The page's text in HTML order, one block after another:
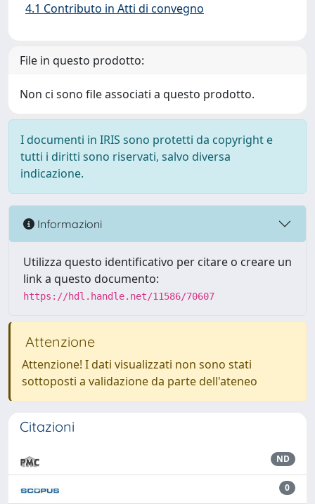
4.1 Contributo in Atti di convegno
File in questo prodotto:
Non ci sono file associati a questo prodotto.
I documenti in IRIS sono protetti da copyright e
tutti i diritti sono riservati, salvo diversa
indicazione.
Informazioni
Utilizza questo identificativo per citare o creare un
link a questo documento:
https://hdl.handle.net/11586/70607
Attenzione
Attenzione! I dati visualizzati non sono stati
sottoposti a validazione da parte dell'ateneo
Citazioni
ND
0